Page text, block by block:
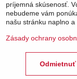
Výhody
príjemná skúsenosť.
nebudeme vám
našu stránku naplno
Zásady ochrany